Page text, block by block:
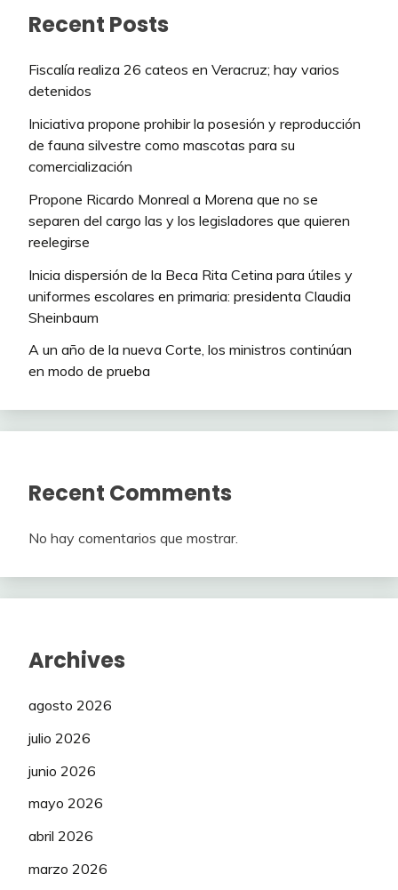
Recent Posts
Fiscalía realiza 26 cateos en Veracruz; hay varios
detenidos
Iniciativa propone prohibir la posesión y reproducción
de fauna silvestre como mascotas para su
comercialización
Propone Ricardo Monreal a Morena que no se
separen del cargo las y los legisladores que quieren
reelegirse
Inicia dispersión de la Beca Rita Cetina para útiles y
uniformes escolares en primaria: presidenta Claudia
Sheinbaum
A un año de la nueva Corte, los ministros continúan
en modo de prueba
Recent Comments
No hay comentarios que mostrar.
Archives
agosto 2026
julio 2026
junio 2026
mayo 2026
abril 2026
marzo 2026